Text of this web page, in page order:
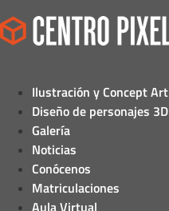
Ilustración y Concept Art
Diseño de personajes 3D
Galería
Noticias
Conócenos
Matriculaciones
Aula Virtual